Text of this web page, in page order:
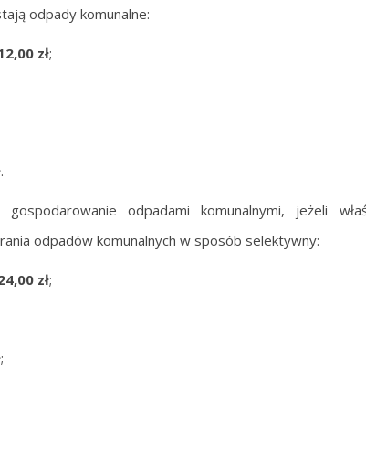
odpady komunalne:
zł;
.
odpadami komunalnymi, jeżeli
odpadów komunalnych w sposób selektywny:
zł;
;